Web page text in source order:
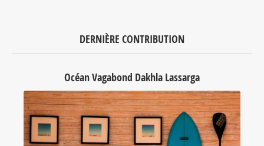
DERNIÈRE CONTRIBUTION
Océan Vagabond Dakhla Lassarga